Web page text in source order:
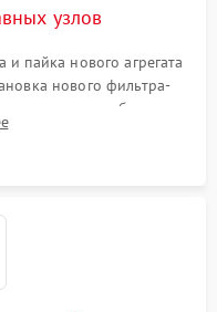
узлов
пайка нового агрегата
нового фильтра-
обдува,
дверных петель.